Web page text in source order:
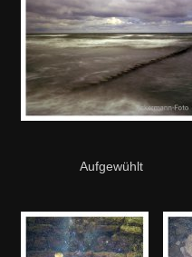
Aufgewühlt